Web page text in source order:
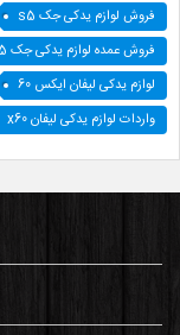
فروش لوازم یدکی جک s5
فروش عمده لوازم یدکی جک s5
لوازم یدکی لیفان ایکس 60
واردات لوازم یدکی لیفان x60